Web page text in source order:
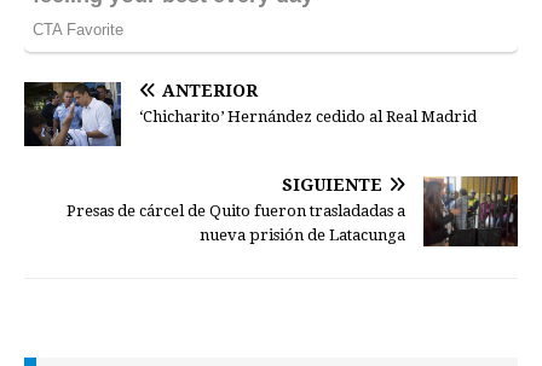
ANTERIOR
‘Chicharito’ Hernández cedido al Real Madrid
SIGUIENTE
Presas de cárcel de Quito fueron trasladadas a
nueva prisión de Latacunga